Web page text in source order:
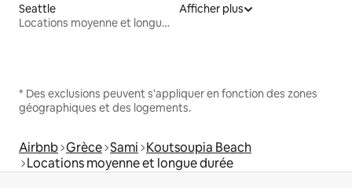
Seattle
Locations moyenne et longue durée
Afficher plus
* Des exclusions peuvent s'appliquer en fonction des zones
géographiques et des logements.
Airbnb Grèce Sami Koutsoupia Beach
Locations moyenne et longue durée